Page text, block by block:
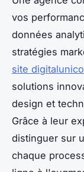
vos
données
stratégies
site
solutions
design et
Grâce à leur
distinguer sur
chaque